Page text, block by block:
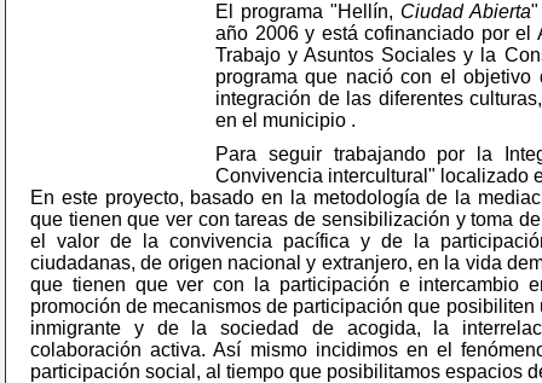
El programa "Hellín, Ciudad Abierta"
año 2006 y está cofinanciado por el
Trabajo y Asuntos Sociales y la
programa que nació con el
integración de las diferentes
en el municipio .
Para seguir trabajando por la
Convivencia intercultural" localizado
En este proyecto, basado en la metodología de la
que tienen que ver con tareas de sensibilización y toma
el valor de la convivencia pacífica y de la
ciudadanas, de origen nacional y extranjero, en la vida
que tienen que ver con la participación e intercambio
promoción de mecanismos de participación que
inmigrante y de la sociedad de acogida, la
colaboración activa. Así mismo incidimos en el
participación social, al tiempo que posibilitamos espacios